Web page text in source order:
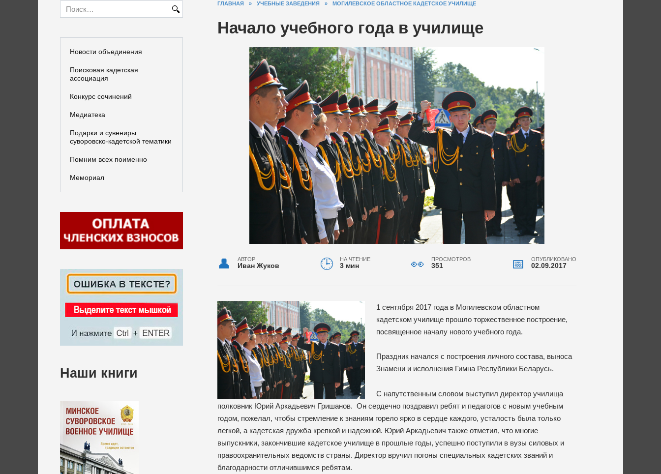
ГЛАВНАЯ » УЧЕБНЫЕ ЗАВЕДЕНИЯ » МОГИЛЕВСКОЕ ОБЛАСТНОЕ КАДЕТСКОЕ УЧИЛИЩЕ
Начало учебного года в училище
АВТОР
Иван Жуков
НА ЧТЕНИЕ
3 мин
ПРОСМОТРОВ
351
ОПУБЛИКОВАНО
02.09.2017
1 сентября 2017 года в Могилевском областном
кадетском училище прошло торжественное построение,
посвященное началу нового учебного года.
Праздник начался с построения личного состава, выноса
Знамени и исполнения Гимна Республики Беларусь.
С напутственным словом выступил директор училища
полковник Юрий Аркадьевич Гришанов. Он сердечно поздравил ребят и педагогов с новым учебным
годом, пожелал, чтобы стремление к знаниям горело ярко в сердце каждого, усталость была только
легкой, а кадетская дружба крепкой и надежной. Юрий Аркадьевич также отметил, что многие
выпускники, закончившие кадетское училище в прошлые годы, успешно поступили в вузы силовых и
правоохранительных ведомств страны. Директор вручил погоны специальных кадетских званий и
благодарности отличившимся ребятам.
for:
Новости объединения
Поисковая кадетская
ассоциация
Конкурс сочинений
Медиатека
Подарки и сувениры
суворовско-кадетской тематики
Помним всех поименно
Мемориал
Наши книги